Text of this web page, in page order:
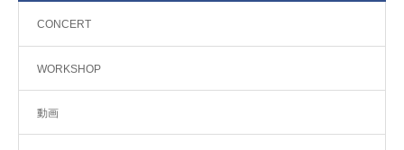
CONCERT
WORKSHOP
動画